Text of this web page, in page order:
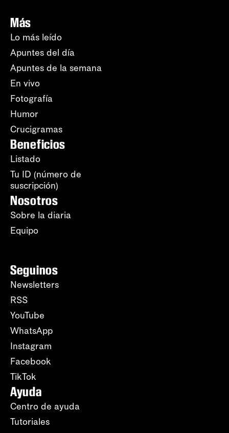
Más
Lo más leído
Apuntes del día
Apuntes de la semana
En vivo
Fotografía
Humor
Crucigramas
Beneficios
Listado
Tu ID (número de
suscripción)
Nosotros
Sobre la diaria
Equipo
Seguinos
Newsletters
RSS
YouTube
WhatsApp
Instagram
Facebook
TikTok
Ayuda
Centro de ayuda
Tutoriales